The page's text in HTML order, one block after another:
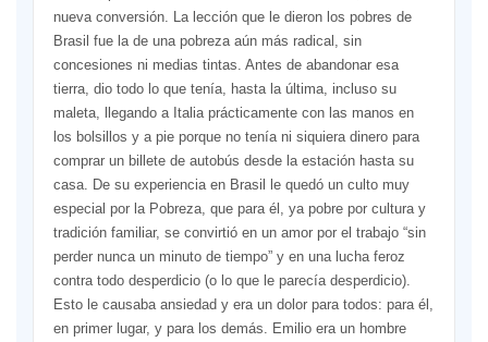
nueva conversión. La lección que le dieron los pobres de
Brasil fue la de una pobreza aún más radical, sin
concesiones ni medias tintas. Antes de abandonar esa
tierra, dio todo lo que tenía, hasta la última, incluso su
maleta, llegando a Italia prácticamente con las manos en
los bolsillos y a pie porque no tenía ni siquiera dinero para
comprar un billete de autobús desde la estación hasta su
casa. De su experiencia en Brasil le quedó un culto muy
especial por la Pobreza, que para él, ya pobre por cultura y
tradición familiar, se convirtió en un amor por el trabajo “sin
perder nunca un minuto de tiempo” y en una lucha feroz
contra todo desperdicio (o lo que le parecía desperdicio).
Esto le causaba ansiedad y era un dolor para todos: para él,
en primer lugar, y para los demás. Emilio era un hombre